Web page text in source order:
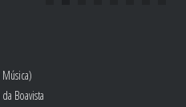
Boavista